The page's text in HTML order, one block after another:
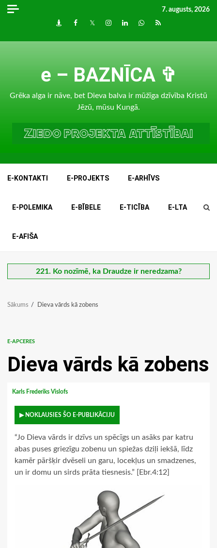
Skip
7. augusts, 2026
DraugiemFacebook
TwitterInstagram
LinkedInwhatsapp
RSS
e – BAZNĪCA ✞
Grēka alga ir nāve, bet Dieva balva ir mūžīga dzīvība Kristū
Jēzū, mūsu Kungā.
E-KONTAKTI E-PROJEKTS E-ARHĪVS
E-POLEMIKA E-BĪBELE E-TICĪBA E-LTA
E-AFIŠA
221. Ko nozīmē, ka Draudze ir neredzama?
Sākums Dieva vārds kā zobens
E-APCERES
Dieva vārds kā zobens
Karls Frederiks Vislofs
▶ NOKLAUSIES ŠO E-PUBLIKĀCIJU
“Jo Dieva vārds ir dzīvs un spēcīgs un asāks par katru
abas puses griezīgu zobenu un spiežas dziļi iekšā, līdz
kamēr pāršķir dvēseli un garu, locekļus un smadzenes,
un ir domu un sirds prāta tiesnesis.” [Ebr.4:12]